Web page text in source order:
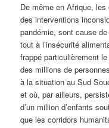
De même en Afrique,
des interventions
pandémie, sont cause
tout à l’insécurité
frappé particulièrement
des millions de
à la situation au Sud
et où, par ailleurs,
d’un million d’enfants
que les corridors